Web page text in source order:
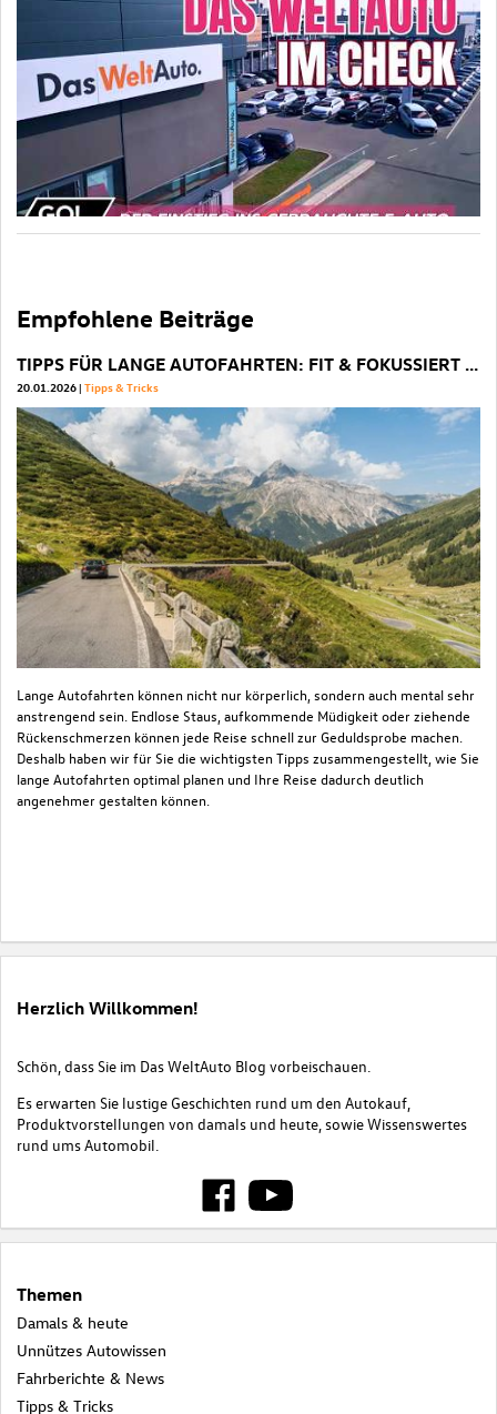
Empfohlene Beiträge
TIPPS FÜR LANGE AUTOFAHRTEN: FIT & FOKUSSIERT ANS ZIEL
20.01.2026 Tipps & Tricks
Lange Autofahrten können nicht nur körperlich, sondern auch mental sehr
anstrengend sein. Endlose Staus, aufkommende Müdigkeit oder ziehende
Rückenschmerzen können jede Reise schnell zur Geduldsprobe machen.
Deshalb haben wir für Sie die wichtigsten Tipps zusammengestellt, wie Sie
lange Autofahrten optimal planen und Ihre Reise dadurch deutlich
angenehmer gestalten können.
Herzlich Willkommen!
Schön, dass Sie im Das WeltAuto Blog vorbeischauen.
Es erwarten Sie lustige Geschichten rund um den Autokauf,
Produktvorstellungen von damals und heute, sowie Wissenswertes
rund ums Automobil.
Themen
Damals & heute
Unnützes Autowissen
Fahrberichte & News
Tipps & Tricks